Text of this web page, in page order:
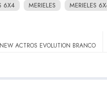
6X4 MERIELES MERIELES
ACTROS EVOLUTION BRANCO